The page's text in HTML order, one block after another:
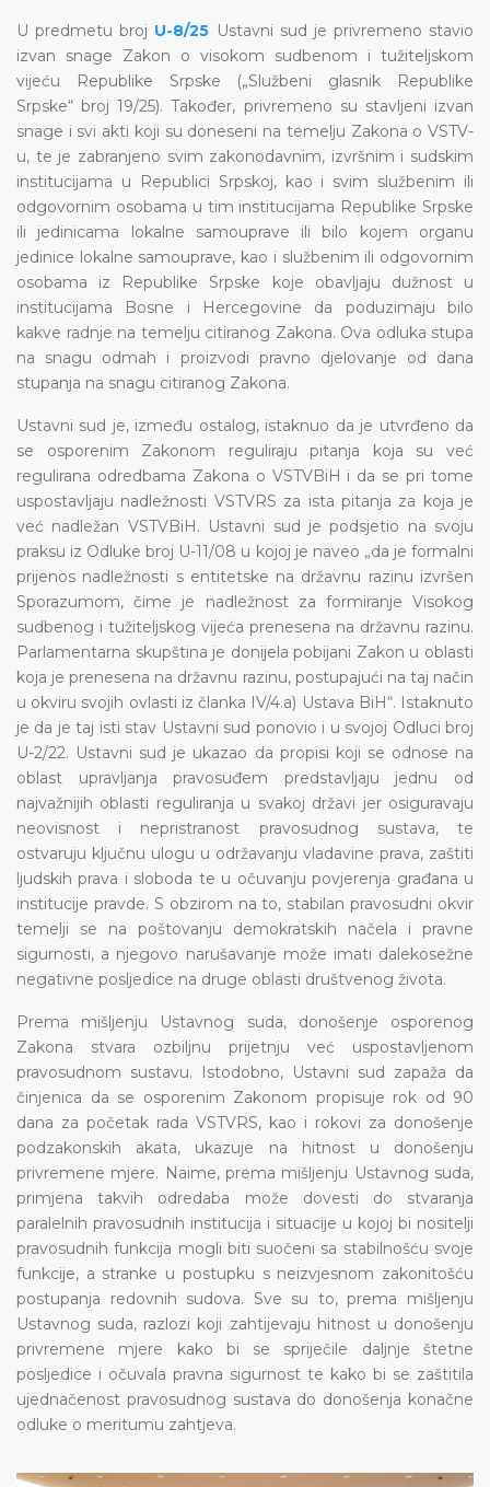
U predmetu broj U-8/25 Ustavni sud je privremeno stavio
izvan snage Zakon o visokom sudbenom i tužiteljskom
vijeću Republike Srpske („Službeni glasnik Republike
Srpske“ broj 19/25). Također, privremeno su stavljeni izvan
snage i svi akti koji su doneseni na temelju Zakona o VSTV-
u, te je zabranjeno svim zakonodavnim, izvršnim i sudskim
institucijama u Republici Srpskoj, kao i svim službenim ili
odgovornim osobama u tim institucijama Republike Srpske
ili jedinicama lokalne samouprave ili bilo kojem organu
jedinice lokalne samouprave, kao i službenim ili odgovornim
osobama iz Republike Srpske koje obavljaju dužnost u
institucijama Bosne i Hercegovine da poduzimaju bilo
kakve radnje na temelju citiranog Zakona. Ova odluka stupa
na snagu odmah i proizvodi pravno djelovanje od dana
stupanja na snagu citiranog Zakona.
Ustavni sud je, između ostalog, istaknuo da je utvrđeno da
se osporenim Zakonom reguliraju pitanja koja su već
regulirana odredbama Zakona o VSTVBiH i da se pri tome
uspostavljaju nadležnosti VSTVRS za ista pitanja za koja je
već nadležan VSTVBiH. Ustavni sud je podsjetio na svoju
praksu iz Odluke broj U-11/08 u kojoj je naveo „da je formalni
prijenos nadležnosti s entitetske na državnu razinu izvršen
Sporazumom, čime je nadležnost za formiranje Visokog
sudbenog i tužiteljskog vijeća prenesena na državnu razinu.
Parlamentarna skupština je donijela pobijani Zakon u oblasti
koja je prenesena na državnu razinu, postupajući na taj način
u okviru svojih ovlasti iz članka IV/4.a) Ustava BiH“. Istaknuto
je da je taj isti stav Ustavni sud ponovio i u svojoj Odluci broj
U-2/22. Ustavni sud je ukazao da propisi koji se odnose na
oblast upravljanja pravosuđem predstavljaju jednu od
najvažnijih oblasti reguliranja u svakoj državi jer osiguravaju
neovisnost i nepristranost pravosudnog sustava, te
ostvaruju ključnu ulogu u održavanju vladavine prava, zaštiti
ljudskih prava i sloboda te u očuvanju povjerenja građana u
institucije pravde. S obzirom na to, stabilan pravosudni okvir
temelji se na poštovanju demokratskih načela i pravne
sigurnosti, a njegovo narušavanje može imati dalekosežne
negativne posljedice na druge oblasti društvenog života.
Prema mišljenju Ustavnog suda, donošenje osporenog
Zakona stvara ozbiljnu prijetnju već uspostavljenom
pravosudnom sustavu. Istodobno, Ustavni sud zapaža da
činjenica da se osporenim Zakonom propisuje rok od 90
dana za početak rada VSTVRS, kao i rokovi za donošenje
podzakonskih akata, ukazuje na hitnost u donošenju
privremene mjere. Naime, prema mišljenju Ustavnog suda,
primjena takvih odredaba može dovesti do stvaranja
paralelnih pravosudnih institucija i situacije u kojoj bi nositelji
pravosudnih funkcija mogli biti suočeni sa stabilnošću svoje
funkcije, a stranke u postupku s neizvjesnom zakonitošću
postupanja redovnih sudova. Sve su to, prema mišljenju
Ustavnog suda, razlozi koji zahtijevaju hitnost u donošenju
privremene mjere kako bi se spriječile daljnje štetne
posljedice i očuvala pravna sigurnost te kako bi se zaštitila
ujednačenost pravosudnog sustava do donošenja konačne
odluke o meritumu zahtjeva.